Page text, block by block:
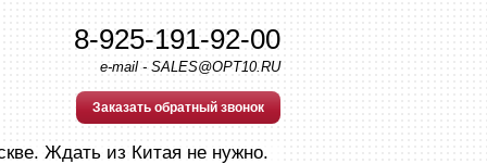
8-925-191-92-00
e-mail - SALES@OPT10.RU
Заказать обратный звонок
Ждать из Китая не нужно.